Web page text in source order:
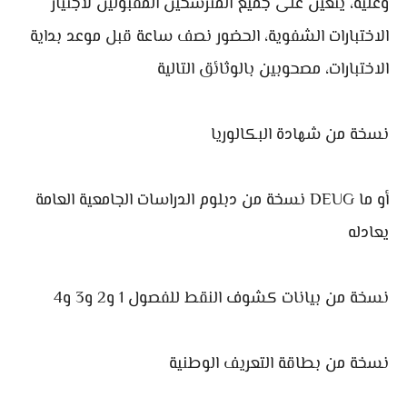
الاختبارات الشفوية، الحضور نصف ساعة قبل موعد بداية
الاختبارات، مصحوبين بالوثائق التالية
نسخة من شهادة البكالوريا
نسخة من دبلوم الدراسات الجامعية العامة DEUG أو ما
يعادله
نسخة من بيانات كشوف النقط للفصول 1 و2 و3 و4
نسخة من بطاقة التعريف الوطنية